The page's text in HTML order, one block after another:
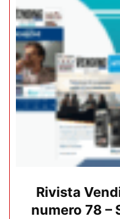
Rivista
numero 78 –